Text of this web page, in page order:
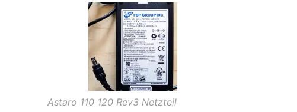
Astaro 110 120 Rev3 Netzteil